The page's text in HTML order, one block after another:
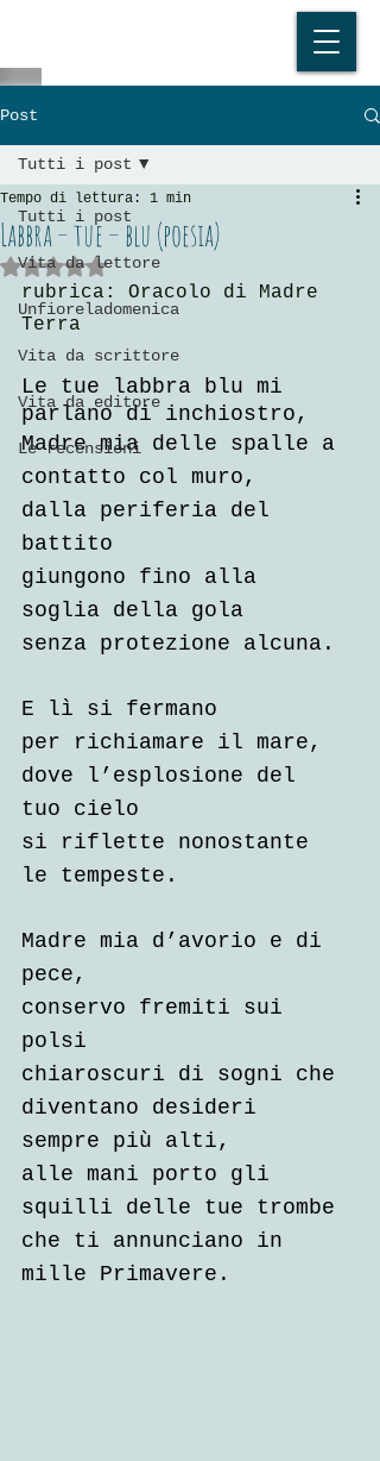
Post
Tutti i post
Vita da lettore
Unfioreladomenica
Vita da scrittore
Vita da editore
Le recensioni
Tutti i post
Labbra – tue – blu (poesia)
Tempo di lettura: 1 min
Valutazione NaN stelle su 5.
rubrica: Oracolo di Madre
Terra
Le tue labbra blu mi
parlano di inchiostro,
Madre mia delle spalle a
contatto col muro,
dalla periferia del
battito
giungono fino alla
soglia della gola
senza protezione alcuna.
E lì si fermano
per richiamare il mare,
dove l’esplosione del
tuo cielo
si riflette nonostante
le tempeste.
Madre mia d’avorio e di
pece,
conservo fremiti sui
polsi
chiaroscuri di sogni che
diventano desideri
sempre più alti,
alle mani porto gli
squilli delle tue trombe
che ti annunciano in
mille Primavere.